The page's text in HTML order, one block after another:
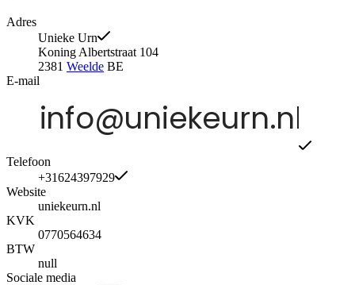
Adres
Unieke Urn
Koning Albertstraat 104
2381 Weelde BE
E-mail
Telefoon
+31624397929
Website
uniekeurn.nl
KVK
0770564634
BTW
null
Sociale media